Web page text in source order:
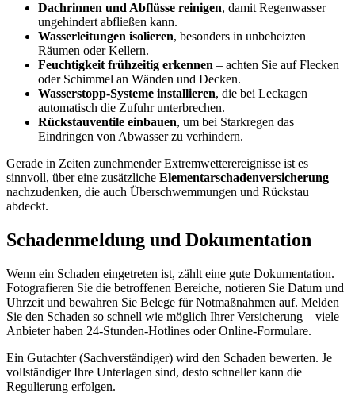
Dachrinnen und Abflüsse reinigen, damit Regenwasser
ungehindert abfließen kann.
Wasserleitungen isolieren, besonders in unbeheizten
Räumen oder Kellern.
Feuchtigkeit frühzeitig erkennen – achten Sie auf Flecken
oder Schimmel an Wänden und Decken.
Wasserstopp-Systeme installieren, die bei Leckagen
automatisch die Zufuhr unterbrechen.
Rückstauventile einbauen, um bei Starkregen das
Eindringen von Abwasser zu verhindern.
Gerade in Zeiten zunehmender Extremwetterereignisse ist es
sinnvoll, über eine zusätzliche Elementarschadenversicherung
nachzudenken, die auch Überschwemmungen und Rückstau
abdeckt.
Schadenmeldung und Dokumentation
Wenn ein Schaden eingetreten ist, zählt eine gute Dokumentation.
Fotografieren Sie die betroffenen Bereiche, notieren Sie Datum und
Uhrzeit und bewahren Sie Belege für Notmaßnahmen auf. Melden
Sie den Schaden so schnell wie möglich Ihrer Versicherung – viele
Anbieter haben 24-Stunden-Hotlines oder Online-Formulare.
Ein Gutachter (Sachverständiger) wird den Schaden bewerten. Je
vollständiger Ihre Unterlagen sind, desto schneller kann die
Regulierung erfolgen.